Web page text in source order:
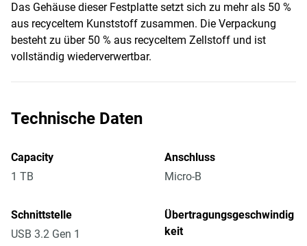
Das Gehäuse dieser Festplatte setzt sich zu mehr als 50 %
aus recyceltem Kunststoff zusammen. Die Verpackung
besteht zu über 50 % aus recyceltem Zellstoff und ist
vollständig wiederverwertbar.
Technische Daten
Capacity
1 TB
Anschluss
Micro-B
Schnittstelle
USB 3.2 Gen 1
Übertragungsgeschwindig
keit